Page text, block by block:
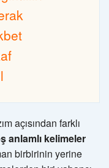
açısından farklı
anlamlı kelimeler
birbirinin yerine